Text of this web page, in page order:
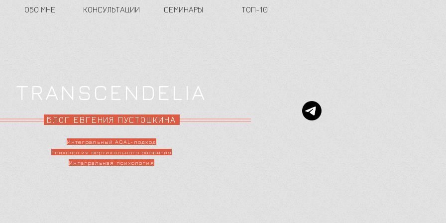
ОБО МНЕ КОНСУЛЬТАЦИИ СЕМИНАРЫ ТОП-10
TRANSCENDELIA
БЛОГ ЕВГЕНИЯ ПУСТОШКИНА
Интегральный AQAL-подход
Психология вертикального развития
Интегральная психология